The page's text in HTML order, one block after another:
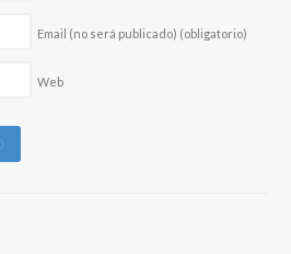
Email (no será publicado) (obligatorio)
Web